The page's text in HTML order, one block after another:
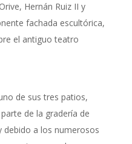
Hernán Ruiz II y
fachada escultórica,
el antiguo teatro
de sus tres patios,
de la gradería de
debido a los numerosos